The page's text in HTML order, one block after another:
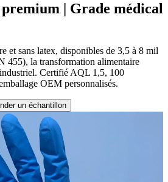
| Grade médical
et sans latex, disponibles de 3,5 à 8 mil
455), la transformation alimentaire
Certifié AQL 1,5, 100
OEM personnalisés.
un échantillon